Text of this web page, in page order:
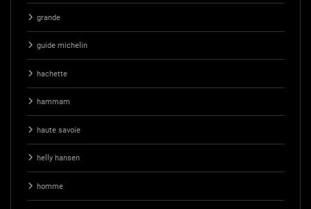
grande
guide michelin
hachette
hammam
haute savoie
helly hansen
homme